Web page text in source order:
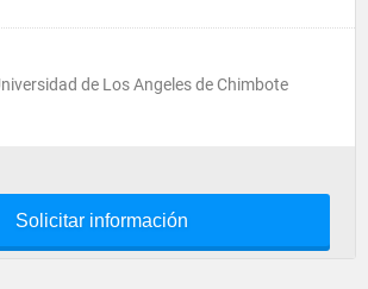
de Los Angeles de Chimbote
Solicitar información